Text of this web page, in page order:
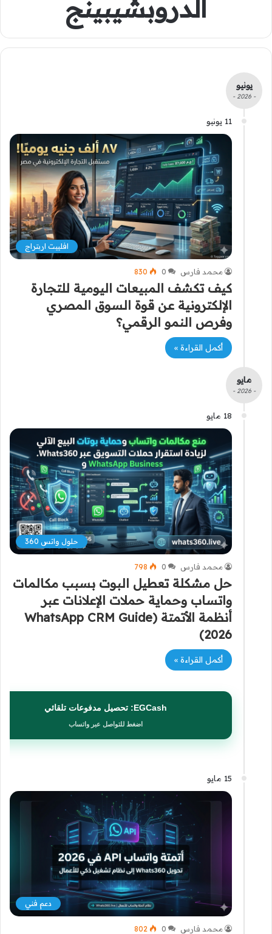
الدروبشيبينج
يونيو
- 2026 -
11 يونيو
افلييت اربتراج
محمد فارس 0
830
كيف تكشف المبيعات اليومية للتجارة
الإلكترونية عن قوة السوق المصري
وفرص النمو الرقمي؟
أكمل القراءة »
مايو
- 2026 -
18 مايو
حلول واتس 360
محمد فارس 0
798
حل مشكلة تعطيل البوت بسبب مكالمات
واتساب وحماية حملات الإعلانات عبر
أنظمة الأتمتة (WhatsApp CRM Guide
2026)
أكمل القراءة »
EGCash: تحصيل مدفوعات تلقائي
اضغط للتواصل عبر واتساب
15 مايو
دعم فني
محمد فارس 0
802